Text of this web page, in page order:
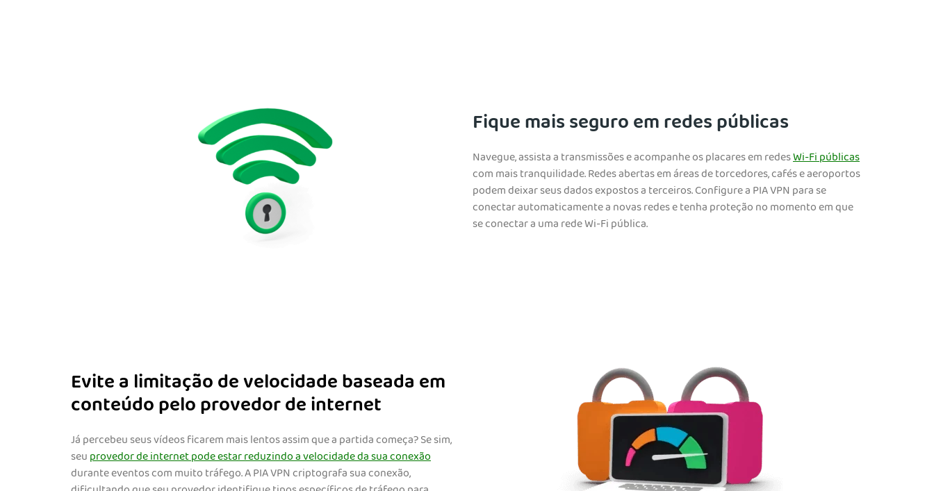
Fique mais seguro em redes públicas
Navegue, assista a transmissões e acompanhe os placares em redesWi-Fi públicas
com mais tranquilidade. Redes abertas em áreas de torcedores, cafés e aeroportos
podem deixar seus dados expostos a terceiros. Configure a PIA VPN para se
conectar automaticamente a novas redes e tenha proteção no momento em que
se conectar a uma rede Wi-Fi pública.
Evite a limitação de velocidade baseada em
conteúdo pelo provedor de internet
Já percebeu seus vídeos ficarem mais lentos assim que a partida começa? Se sim,
seuprovedor de internet pode estar reduzindo a velocidade da sua conexão
durante eventos com muito tráfego. A PIA VPN criptografa sua conexão,